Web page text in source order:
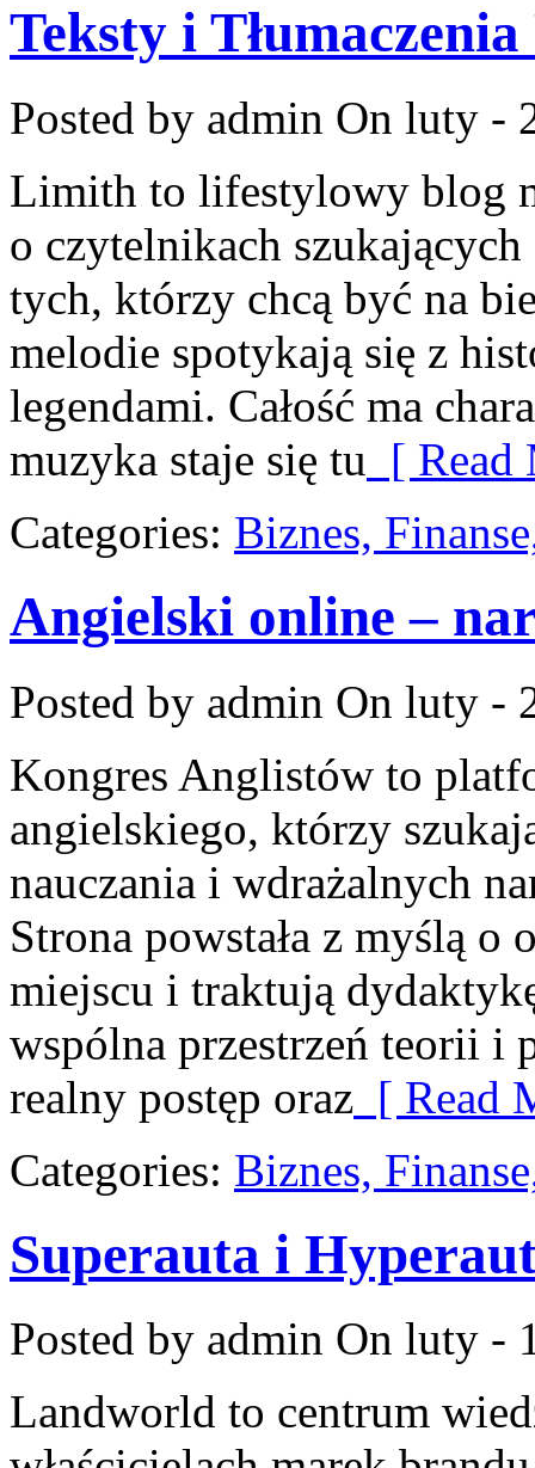
Teksty i Tłumaczenia
Posted by admin On luty -
Limith to lifestylowy blog
o czytelnikach
tych, którzy chcą być na
melodie spotykają się z
legendami. Całość ma
muzyka staje się tu [ Read
Categories: Biznes,
Angielski online –
Posted by admin On luty -
Kongres Anglistów to
angielskiego, którzy
nauczania i wdrażalnych
Strona powstała z myślą o
miejscu i traktują
wspólna przestrzeń teorii i
realny postęp oraz [ Read
Categories: Biznes,
Superauta i
Posted by admin On luty -
Landworld to centrum